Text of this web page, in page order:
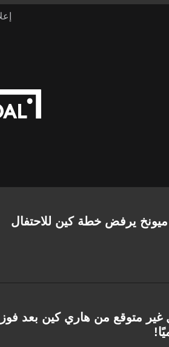
يرفض خطة كين للاحتفال
غير متوقع من هاري كين بعد فوز